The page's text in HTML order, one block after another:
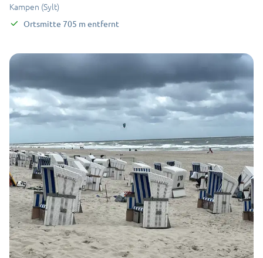
Kampen (Sylt)
Ortsmitte 705 m entfernt